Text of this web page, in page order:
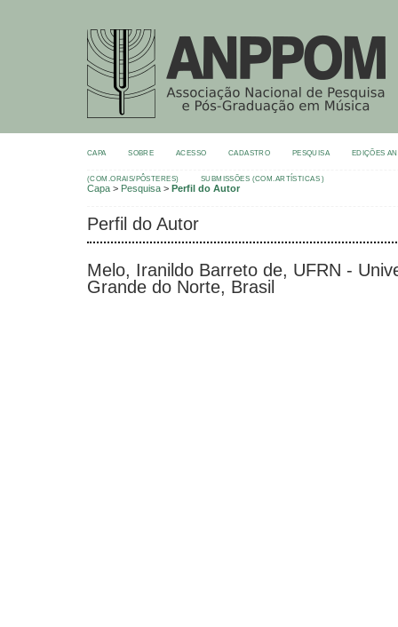
CAPA SOBRE ACESSO CADASTRO PESQUISA EDIÇÕES
(COM.ORAIS/PÔSTERES) SUBMISSÕES (COM.ARTÍSTICAS )
Capa > Pesquisa > Perfil do Autor
Perfil do Autor
Melo, Iranildo Barreto de, UFRN -
Grande do Norte, Brasil